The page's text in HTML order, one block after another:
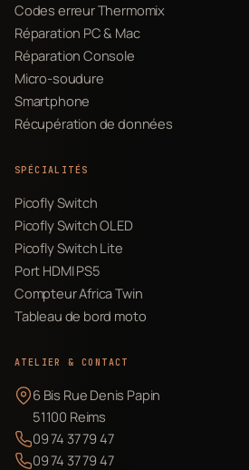
Codes erreur Thermomix
Réparation PC & Mac
Réparation Console
Micro-soudure
Smartphone
Récupération de données
SPÉCIALITÉS
Picofly Switch
Picofly Switch OLED
Picofly Switch Lite
Port HDMI PS5
Compteur Africa Twin
Tableau de bord moto
ATELIER & CONTACT
6 Bis Rue Denis Papin
51100 Reims
09 74 37 79 47
09 74 37 79 47